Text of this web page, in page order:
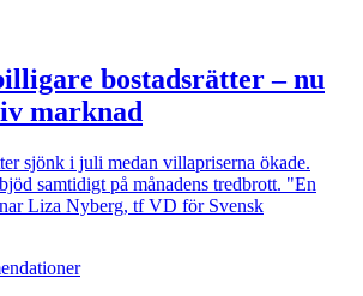
bostadsrätter – nu
marknad
sjönk i juli medan villapriserna ökade.
samtidigt på månadens tredbrott. "En
Liza Nyberg, tf VD för Svensk